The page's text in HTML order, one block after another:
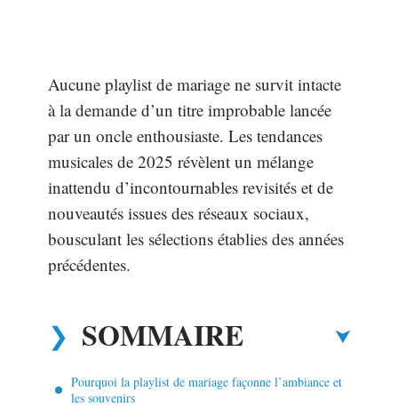
Aucune playlist de mariage ne survit intacte
à la demande d’un titre improbable lancée
par un oncle enthousiaste. Les tendances
musicales de 2025 révèlent un mélange
inattendu d’incontournables revisités et de
nouveautés issues des réseaux sociaux,
bousculant les sélections établies des années
précédentes.
SOMMAIRE
Pourquoi la playlist de mariage façonne l’ambiance et
les souvenirs